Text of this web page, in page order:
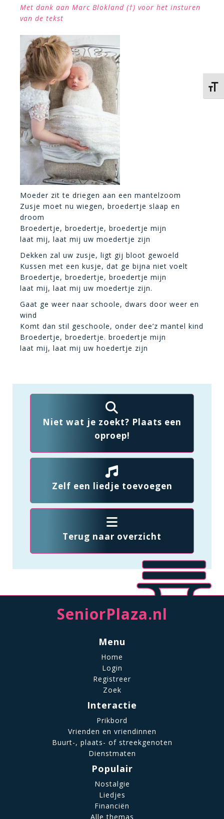
Met dank aan Marc Blokland (†) voor het insturen
van de tekst
Moeder zit te driegen aan een mantelzoom
Zusje moet nu wiegen, broedertje slaap en
droom
Broedertje, broedertje, broedertje mijn
laat mij, laat mij uw moedertje zijn
Dekken zal uw zusje, ligt gij bloot gewoeld
Kussen met een kusje, dat ge bijna niet voelt
Broedertje, broedertje, broedertje mijn
laat mij, laat mij uw moedertje zijn.
Gaat ge weer naar schoole, dwars door weer en
wind
Komt dan stil geschoole, onder dee’z mantel kind
Broedertje, broedertje. broedertje mijn
laat mij, laat mij uw hoedertje zijn
Niet wat je zoekt? Plaats een
oproep!
Zelf een liedje toevoegen
Terug naar overzicht
SeniorPlaza.nl
Menu
Home
Login
Registreer
Zoek
Interactie
Prikbord
Vrienden en vriendinnen
Buurt-, plaats- of streekgenoten
Dienstmaten
Populair
Nostalgie
Liedjes
Financiën
Alle themas